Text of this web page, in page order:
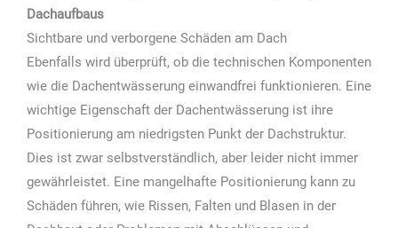
Dachaufbaus
Sichtbare und verborgene Schäden am Dach
Ebenfalls wird überprüft, ob die technischen Komponenten
wie die Dachentwässerung einwandfrei funktionieren. Eine
wichtige Eigenschaft der Dachentwässerung ist ihre
Positionierung am niedrigsten Punkt der Dachstruktur.
Dies ist zwar selbstverständlich, aber leider nicht immer
gewährleistet. Eine mangelhafte Positionierung kann zu
Schäden führen, wie Rissen, Falten und Blasen in der